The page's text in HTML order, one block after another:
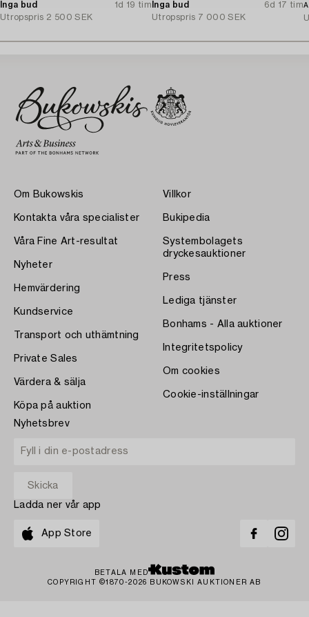
Inga bud
1d 19 tim
Utropspris 2 500 SEK
1900-talets mitt.
Inga bud
6d 17 tim
Utropspris 7 000 SEK
Om Bukowskis
Kontakta våra specialister
Våra Fine Art-resultat
Nyheter
Hemvärdering
Kundservice
Transport och uthämtning
Private Sales
Värdera & sälja
Köpa på auktion
Villkor
Bukipedia
Systembolagets
dryckesauktioner
Press
Lediga tjänster
Bonhams - Alla auktioner
Integritetspolicy
Om cookies
Cookie-inställningar
Nyhetsbrev
Ladda ner vår app
App Store
BETALA MED
COPYRIGHT ©1870-2026 BUKOWSKI AUKTIONER AB